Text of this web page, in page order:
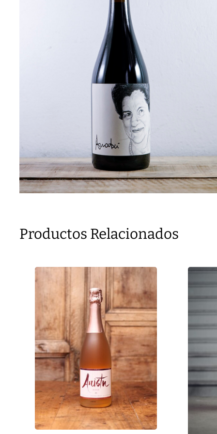
Productos Relacionados